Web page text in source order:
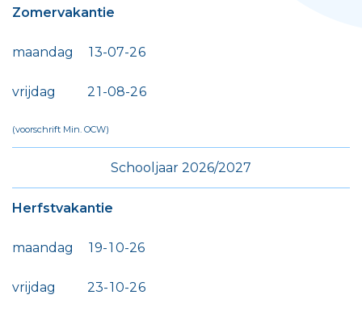
Zomervakantie
maandag 13-07-26
vrijdag 21 -08-26
(voorschrift Min. OCW)
Schooljaar 2026/2027
Herfstvakantie
maandag 19-1 0-26
vrijdag 23-10-26